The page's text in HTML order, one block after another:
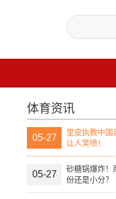
体育资讯
05-27
里皮执教中国
让人笑喷！
05-27
砂糖锅爆炸！
份还是小分？